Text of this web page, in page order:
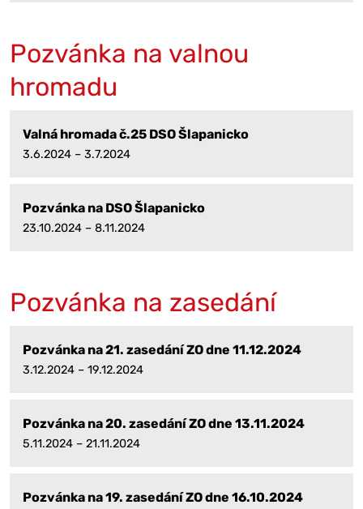
Pozvánka na valnou
hromadu
Valná hromada č.25 DSO Šlapanicko
3.6.2024 – 3.7.2024
Pozvánka na DSO Šlapanicko
23.10.2024 – 8.11.2024
Pozvánka na zasedání
Pozvánka na 21. zasedání ZO dne 11.12.2024
3.12.2024 – 19.12.2024
Pozvánka na 20. zasedání ZO dne 13.11.2024
5.11.2024 – 21.11.2024
Pozvánka na 19. zasedání ZO dne 16.10.2024